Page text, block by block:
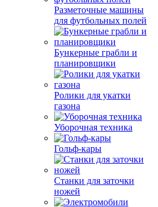
Разметочные машины
для футбольных полей
Бункерные грабли и
планировщики
Ролики для укатки
газона
Уборочная техника
Гольф-кары
Станки для заточки
ножей